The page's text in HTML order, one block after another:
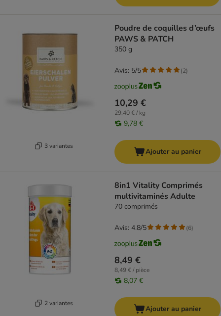
3 variantes
Poudre de coquilles d’œufs
PAWS & PATCH
350 g
10,29 €
29,40 € / kg
9,78 €
Avis: 5/5 (2)
Ajouter au panier
2 variantes
8in1 Vitality Comprimés
multivitaminés Adulte
70 comprimés
8,49 €
8,49 € / pièce
8,07 €
Avis: 4.8/5 (6)
Ajouter au panier